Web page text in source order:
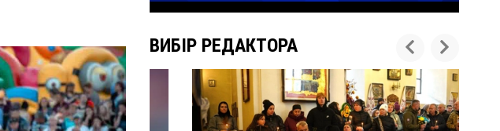
ВИБІР РЕДАКТОРА